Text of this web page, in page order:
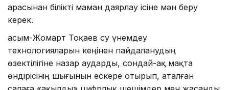
арасынан білікті маман даярлау ісіне мән беру
керек.
Қасым-Жомарт Тоқаев су үнемдеу
технологияларын кеңінен пайдаланудың
өзектілігіне назар аударды, сондай-ақ мақта
өндірісінің шығынын ескере отырып, аталған